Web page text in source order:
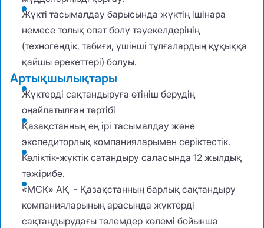
Жүкті тасымалдау барысында жүктің ішінара
немесе толық опат болу тәуекелдерінің
(техногендік, табиғи, үшінші тұлғалардың құқыққа
қайшы әрекеттері) болуы.
Артықшылықтары
Жүктерді сақтандыруға өтініш берудің
оңайлатылған тәртібі
Қазақстанның ең ірі тасымалдау және
экспедиторлық компанияларымен серіктестік.
Көліктік-жүктік сатандыру саласында 12 жылдық
тәжірибе.
«МСК» АҚ - Қазақстанның барлық сақтандыру
компанияларының арасында жүктерді
сақтандырудағы төлемдер көлемі бойынша